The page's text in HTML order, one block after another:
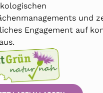
und
Engagement auf